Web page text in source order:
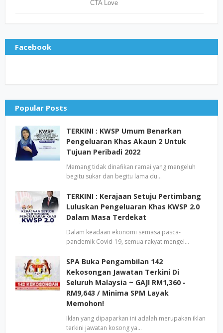
Facebook
Popular Posts
TERKINI : KWSP Umum Benarkan
Pengeluaran Khas Akaun 2 Untuk
Tujuan Peribadi 2022
Memang tidak dinafikan ramai yang mengeluh
begitu sukar dan begitu lama du…
TERKINI : Kerajaan Setuju Pertimbang
Luluskan Pengeluaran Khas KWSP 2.0
Dalam Masa Terdekat
Dalam keadaan ekonomi semasa pasca-
pandemik Covid-19, semua rakyat mengel…
SPA Buka Pengambilan 142
Kekosongan Jawatan Terkini Di
Seluruh Malaysia ~ GAJI RM1,360 -
RM9,643 / Minima SPM Layak
Memohon!
Iklan yang dipaparkan ini adalah merupakan iklan
terkini jawatan kosong ya…